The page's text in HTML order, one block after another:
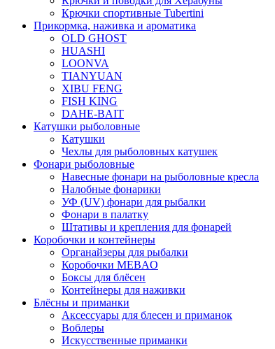
Крючки спортивные Tubertini
Прикормка, наживка и ароматика
OLD GHOST
HUASHI
LOONVA
TIANYUAN
XIBU FENG
FISH KING
DAHE-BAIT
Катушки рыболовные
Катушки
Чехлы для рыболовных катушек
Фонари рыболовные
Навесные фонари на рыболовные кресла
Налобные фонарики
УФ (UV) фонари для рыбалки
Фонари в палатку
Штативы и крепления для фонарей
Коробочки и контейнеры
Органайзеры для рыбалки
Коробочки MEBAO
Боксы для блёсен
Контейнеры для наживки
Блёсны и приманки
Аксессуары для блесен и приманок
Воблеры
Искусственные приманки